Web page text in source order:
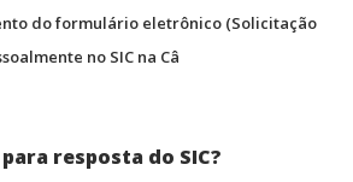
do formulário eletrônico (Solicitação
no SIC na Câ
resposta do SIC?